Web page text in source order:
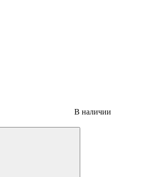
В наличии